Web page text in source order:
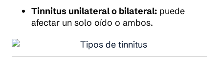
Tinnitus unilateral o bilateral: puede
afectar un solo oído o ambos.